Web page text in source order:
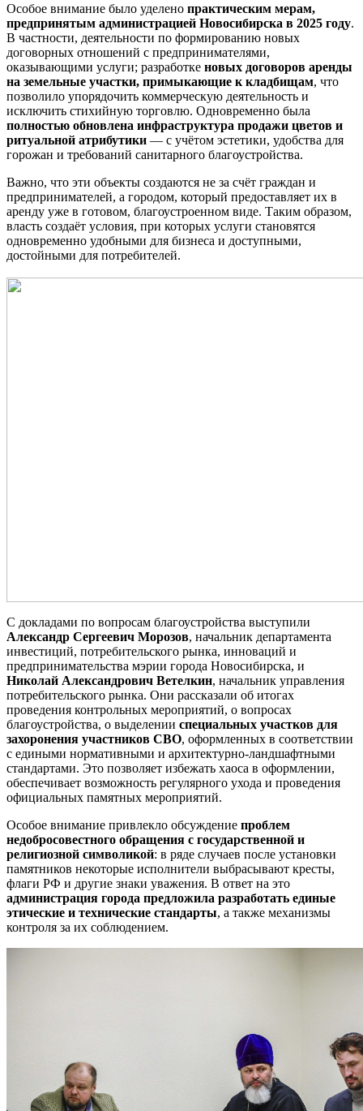
Особое внимание было уделено практическим мерам,
предпринятым администрацией Новосибирска в 2025 году.
В частности, деятельности по формированию новых
договорных отношений с предпринимателями,
оказывающими услуги; разработке новых договоров аренды
на земельные участки, примыкающие к кладбищам, что
позволило упорядочить коммерческую деятельность и
исключить стихийную торговлю. Одновременно была
полностью обновлена инфраструктура продажи цветов и
ритуальной атрибутики — с учётом эстетики, удобства для
горожан и требований санитарного благоустройства.
Важно, что эти объекты создаются не за счёт граждан и
предпринимателей, а городом, который предоставляет их в
аренду уже в готовом, благоустроенном виде. Таким образом,
власть создаёт условия, при которых услуги становятся
одновременно удобными для бизнеса и доступными,
достойными для потребителей.
С докладами по вопросам благоустройства выступили
Александр Сергеевич Морозов, начальник департамента
инвестиций, потребительского рынка, инноваций и
предпринимательства мэрии города Новосибирска, и
Николай Александрович Ветелкин, начальник управления
потребительского рынка. Они рассказали об итогах
проведения контрольных мероприятий, о вопросах
благоустройства, о выделении специальных участков для
захоронения участников СВО, оформленных в соответствии
с едиными нормативными и архитектурно-ландшафтными
стандартами. Это позволяет избежать хаоса в оформлении,
обеспечивает возможность регулярного ухода и проведения
официальных памятных мероприятий.
Особое внимание привлекло обсуждение проблем
недобросовестного обращения с государственной и
религиозной символикой: в ряде случаев после установки
памятников некоторые исполнители выбрасывают кресты,
флаги РФ и другие знаки уважения. В ответ на это
администрация города предложила разработать единые
этические и технические стандарты, а также механизмы
контроля за их соблюдением.